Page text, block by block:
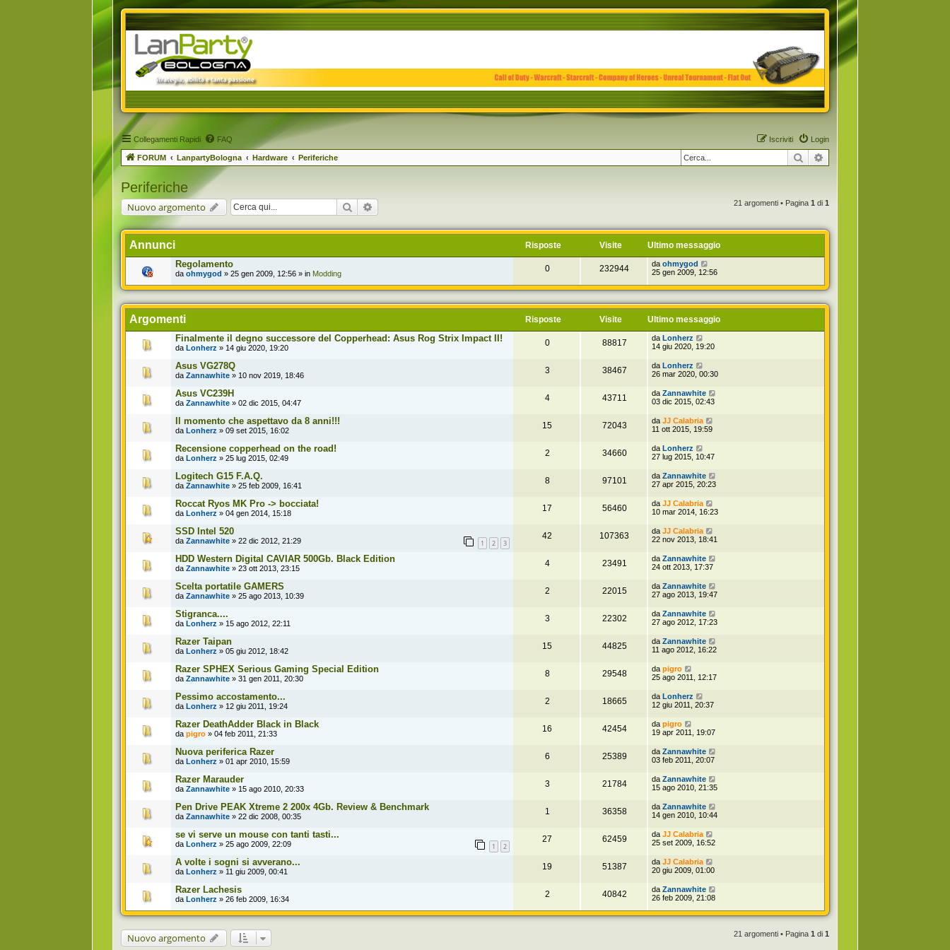
Collegamenti Rapidi FAQ Login
Iscriviti
FORUM LanpartyBologna Hardware Periferiche Cerca
Periferiche
Nuovo argomento Cerca 21 argomenti • Pagina 1 di 1
Annunci Risposte Visite Ultimo messaggio
Regolamento
da ohmygod » 25 gen 2009, 12:56 » in Modding 0 232944 da ohmygod
25 gen 2009, 12:56
Argomenti Risposte Visite Ultimo messaggio
Finalmente il degno successore del Copperhead: Asus Rog Strix Impact II!
da Lonherz » 14 giu 2020, 19:20 0 88817 da Lonherz
14 giu 2020, 19:20
Asus VG278Q
da Zannawhite » 10 nov 2019, 18:46 3 38467 da Lonherz
26 mar 2020, 00:30
Asus VC239H
da Zannawhite » 02 dic 2015, 04:47 4 43711 da Zannawhite
03 dic 2015, 02:43
Il momento che aspettavo da 8 anni!!!
da Lonherz » 09 set 2015, 16:02 15 72043 da JJ Calabria
11 ott 2015, 19:59
Recensione copperhead on the road!
da Lonherz » 25 lug 2015, 02:49 2 34660 da Lonherz
27 lug 2015, 10:47
Logitech G15 F.A.Q.
da Zannawhite » 25 feb 2009, 16:41 8 97101 da Zannawhite
27 apr 2015, 20:23
Roccat Ryos MK Pro -> bocciata!
da Lonherz » 04 gen 2014, 15:18 17 56460 da JJ Calabria
10 mar 2014, 16:23
SSD Intel 520
da Zannawhite » 22 dic 2012, 21:29 1 2 3
42 107363 da JJ Calabria
22 nov 2013, 18:41
HDD Western Digital CAVIAR 500Gb. Black Edition
da Zannawhite » 23 ott 2013, 23:15 4 23491 da Zannawhite
24 ott 2013, 17:37
Scelta portatile GAMERS
da Zannawhite » 25 ago 2013, 10:39 2 22015 da Zannawhite
27 ago 2013, 19:47
Stigranca....
da Lonherz » 15 ago 2012, 22:11 3 22302 da Zannawhite
27 ago 2012, 17:23
Razer Taipan
da Lonherz » 05 giu 2012, 18:42 15 44825 da Zannawhite
11 ago 2012, 16:22
Razer SPHEX Serious Gaming Special Edition
da Zannawhite » 31 gen 2011, 20:30 8 29548 da pigro
25 ago 2011, 12:17
Pessimo accostamento...
da Lonherz » 12 giu 2011, 19:24 2 18665 da Lonherz
12 giu 2011, 20:37
Razer DeathAdder Black in Black
da pigro » 04 feb 2011, 21:33 16 42454 da pigro
19 apr 2011, 19:07
Nuova periferica Razer
da Lonherz » 01 apr 2010, 15:59 6 25389 da Zannawhite
03 feb 2011, 20:07
Razer Marauder
da Zannawhite » 15 ago 2010, 20:33 3 21784 da Zannawhite
15 ago 2010, 21:35
Pen Drive PEAK Xtreme 2 200x 4Gb. Review & Benchmark
da Zannawhite » 22 dic 2008, 00:35 1 36358 da Zannawhite
14 gen 2010, 10:44
se vi serve un mouse con tanti tasti...
da Lonherz » 25 ago 2009, 22:09 1 2
27 62459 da JJ Calabria
25 set 2009, 16:52
A volte i sogni si avverano...
da Lonherz » 11 giu 2009, 00:41 19 51387 da JJ Calabria
20 giu 2009, 01:00
Razer Lachesis
da Lonherz » 26 feb 2009, 16:34 2 40842 da Zannawhite
26 feb 2009, 21:08
Nuovo argomento 21 argomenti • Pagina 1 di 1